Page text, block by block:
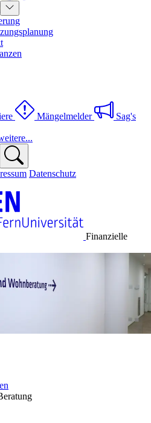
Mängelmelder Sag's
Datenschutz
Finanzielle